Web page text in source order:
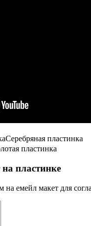
Серебряная пластинка
пластинка
на пластинке
емейл макет для